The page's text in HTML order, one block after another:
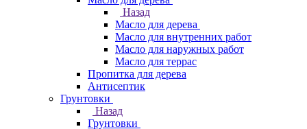
Назад
Масло для дерева
Масло для внутренних работ
Масло для наружных работ
Масло для террас
Пропитка для дерева
Антисептик
Грунтовки
Назад
Грунтовки